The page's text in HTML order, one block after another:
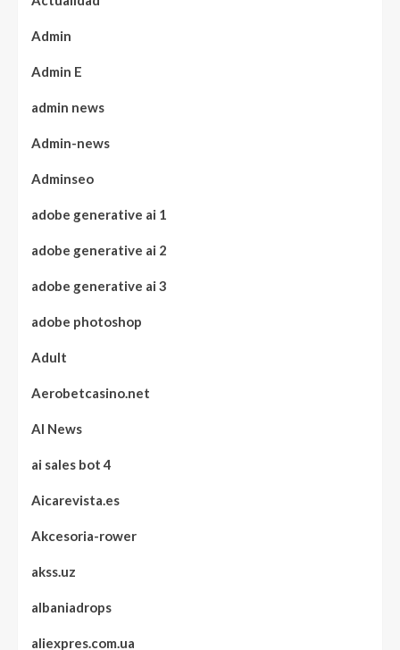
Admin
Admin E
admin news
Admin-news
Adminseo
adobe generative ai 1
adobe generative ai 2
adobe generative ai 3
adobe photoshop
Adult
Aerobetcasino.net
AI News
ai sales bot 4
Aicarevista.es
Akcesoria-rower
akss.uz
albaniadrops
aliexpres.com.ua